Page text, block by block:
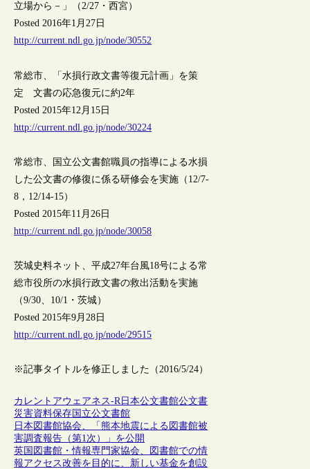
立場から－」（2/27・西宮）
Posted 2016年1月27日
http://current.ndl.go.jp/node/30552
常総市、「水損行政文書等復元計画」を策
定 文書の応急復元に約2年
Posted 2015年12月15日
http://current.ndl.go.jp/node/30224
常総市、国立公文書館職員の指導による水損
した公文書の修復に係る研修会を実施（12/7-
8，12/14-15）
Posted 2015年11月26日
http://current.ndl.go.jp/node/30058
茨城史料ネット、平成27年台風18号による常
総市役所の水損行政文書の救出活動を実施
（9/30、10/1・茨城）
Posted 2015年9月28日
http://current.ndl.go.jp/node/29515
※記事タイトルを修正しました（2016/5/24）
カレントアウェアネス-R日本公文書館公文書
災害資料保存国立公文書館
日本図書館協会、「熊本地震による図書館被
害調査報告（第1次）」を公開
英国図書館・情報専門家協会、図書館での情
報アクセス改善を目的に、新しい基金を創設